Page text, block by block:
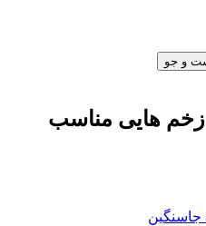
و جو
زخم هایی مناسب
جاسنگین